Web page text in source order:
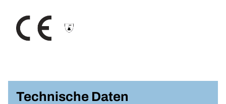
Technische Daten